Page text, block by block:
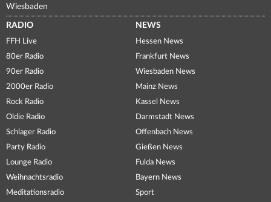
Wiesbaden
RADIO
FFH Live
80er Radio
90er Radio
2000er Radio
Rock Radio
Oldie Radio
Schlager Radio
Party Radio
Lounge Radio
Weihnachtsradio
Meditationsradio
NEWS
Hessen News
Frankfurt News
Wiesbaden News
Mainz News
Kassel News
Darmstadt News
Offenbach News
Gießen News
Fulda News
Bayern News
Sport